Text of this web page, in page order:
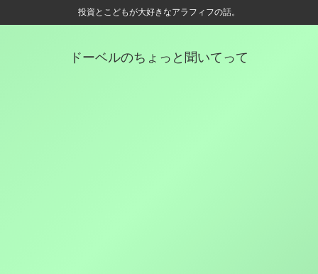
投資とこどもが大好きなアラフィフの話。
ドーベルのちょっと聞いてって